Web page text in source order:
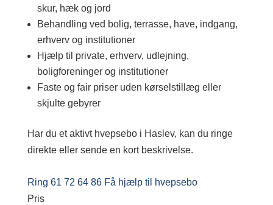
skur, hæk og jord
Behandling ved bolig, terrasse, have, indgang,
erhverv og institutioner
Hjælp til private, erhverv, udlejning,
boligforeninger og institutioner
Faste og fair priser uden kørselstillæg eller
skjulte gebyrer
Har du et aktivt hvepsebo i Haslev, kan du ringe
direkte eller sende en kort beskrivelse.
Ring 61 72 64 86 Få hjælp til hvepsebo
Pris